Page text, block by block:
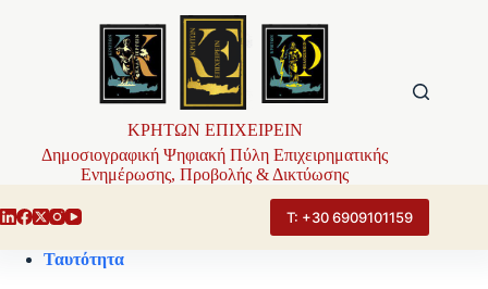
ΚΡΗΤΩΝ ΕΠΙΧΕΙΡΕΙΝ
Δημοσιογραφική Ψηφιακή Πύλη Επιχειρηματικής
Ενημέρωσης, Προβολής & Δικτύωσης
Τ: +30 6909101159
Ταυτότητα